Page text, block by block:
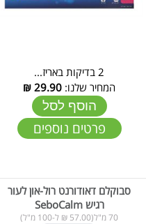
2 בדיקות באריז...
המחיר שלנו: 29.90
₪
הוסף לסל
פרטים נוספים
סבוקלם דאודורנט רול-און לעור
רגיש SeboCalm
70 מ"ל(57.00 ₪ ל-100 מ"ל)